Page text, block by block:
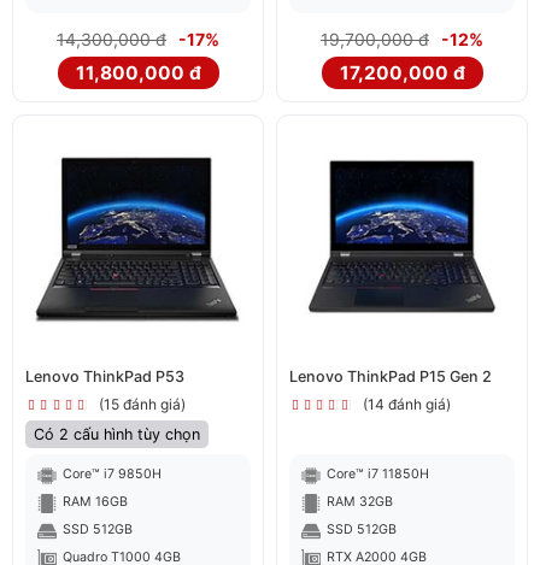
14,300,000 đ -17%
11,800,000 đ
19,700,000 đ -12%
17,200,000 đ
Lenovo ThinkPad P53
(15 đánh giá)
Có 2 cấu hình tùy chọn
Core™ i7 9850H
RAM 16GB
SSD 512GB
Quadro T1000 4GB
Lenovo ThinkPad P15 Gen 2
(14 đánh giá)
Core™ i7 11850H
RAM 32GB
SSD 512GB
RTX A2000 4GB